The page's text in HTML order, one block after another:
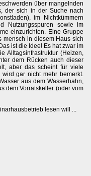
über mangelnden
der sich in der Suche nach
im Nichtkümmern
Nutzungsspuren sowie im
einzurichten. Eine Gruppe
mensch in diesem Haus sich
ist die Idee! Es hat zwar im
Alltagsinfrastruktur (Heizen,
dem Rücken auch dieser
aber das scheint für viele
gar nicht mehr bemerkt.
aus dem Wasserhahn,
dem Vorratskeller (oder vom
lesen will ...